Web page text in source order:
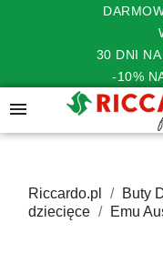
30 DNI
-10%

Riccardo.pl Buty
dziecięce
Emu